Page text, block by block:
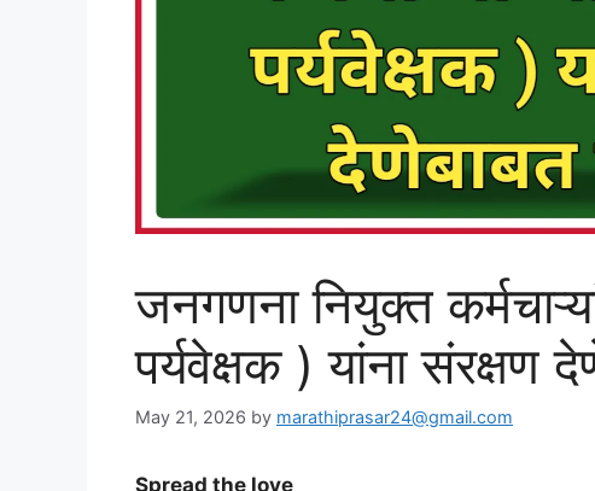
जनगणना नियुक्त
पर्यवेक्षक ) यांना संरक्षण
May 21, 2026 by marathiprasar24@gmail.com
Spread the love